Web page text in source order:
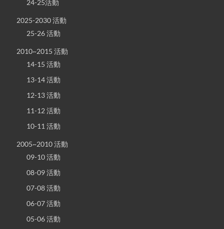
24-25活動
2025-2030 活動
25-26 活動
2010~2015 活動
14-15 活動
13-14 活動
12-13 活動
11-12 活動
10-11 活動
2005~2010 活動
09-10 活動
08-09 活動
07-08 活動
06-07 活動
05-06 活動